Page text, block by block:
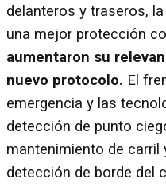
delanteros y traseros,
una mejor protección
aumentaron su
nuevo protocolo. El
emergencia y las
detección de punto
mantenimiento de carril
detección de borde del